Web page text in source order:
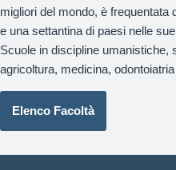
migliori del mondo, è frequentata
e una settantina di paesi nelle
Scuole in discipline umanistiche,
agricoltura, medicina,
Elenco Facoltà